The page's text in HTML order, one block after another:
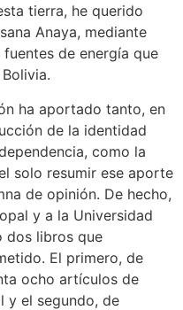
tierra, he querido
Anaya, mediante
fuentes de energía que
ha aportado tanto, en
de la identidad
como la
solo resumir ese aporte
de opinión. De hecho,
y a la Universidad
dos libros que
El primero, de
ocho artículos de
y el segundo, de